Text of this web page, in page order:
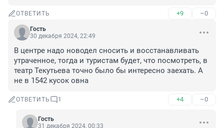
ОТВЕТИТЬ +9 –0
Гость
30 декабря 2024, 22:49
В центре надо новодел сносить и восстанавливать
утраченное, тогда и туристам будет, что посмотреть, в
театр Текутьева точно было бы интересно заехать. А
не в 1542 кусок овна
ОТВЕТИТЬ 1 +4 –0
Гость
31 декабря 2024, 00:33